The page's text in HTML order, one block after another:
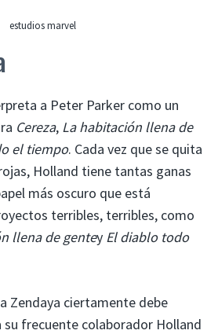
estudios marvel
a Peter Parker como un
Cereza, La habitación llena de
el tiempo. Cada vez que se quita
Holland tiene tantas ganas
más oscuro que está
terribles, terribles, como
llena de gentey El diablo todo
Zendaya ciertamente debe
su frecuente colaborador Holland